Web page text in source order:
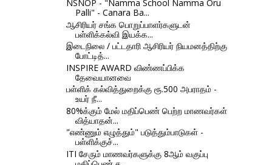
NSNOP - "Namma School Namma Oru
Palli" - Canara Ba...
ஆசிரியர் சங்க பொறுப்பாளர்களுடன்
பள்ளிக்கல்வி இயக்க...
இடைநிலை / பட்டதாரி ஆசிரியர் நியமனத்திற்கு
போட்டித்...
INSPIRE AWARD விண்ணப்பிக்க
தேவையானவை
பள்ளிக் கல்வித்துறைக்கு ரூ.500 அபராதம் -
உயர் நீ...
80%க்கும் மேல் மதிப்பெண் பெற்ற மாணவர்கள்
வித்யாதன்...
"எண்ணும் எழுத்தும்" படுத்தும்பாடுகள் -
பள்ளிக்குச்...
ITI சேரும் மாணவர்களுக்கு 8ஆம் வகுப்பு